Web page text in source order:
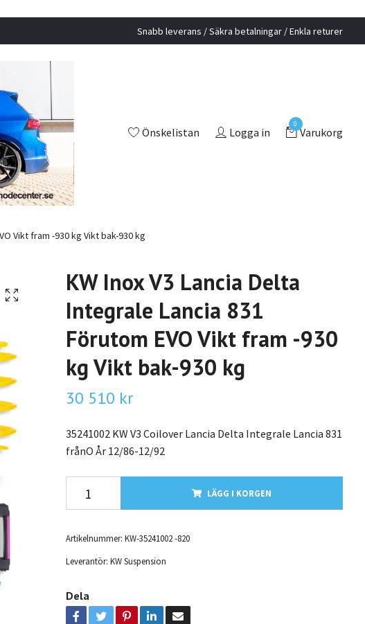
Snabb leverans / Säkra betalningar / Enkla returer
Önskelistan Logga in
0
Varukorg
Vikt fram -930 kg Vikt bak-930 kg
KW Inox V3 Lancia Delta
Integrale Lancia 831
Förutom EVO Vikt fram -930
kg Vikt bak-930 kg
30 510 kr
35241002 KW V3 Coilover Lancia Delta Integrale Lancia 831
frånO År 12/86-12/92
LÄGG I KORGEN
Artikelnummer: KW-35241002 -820
Leverantör: KW Suspension
Dela